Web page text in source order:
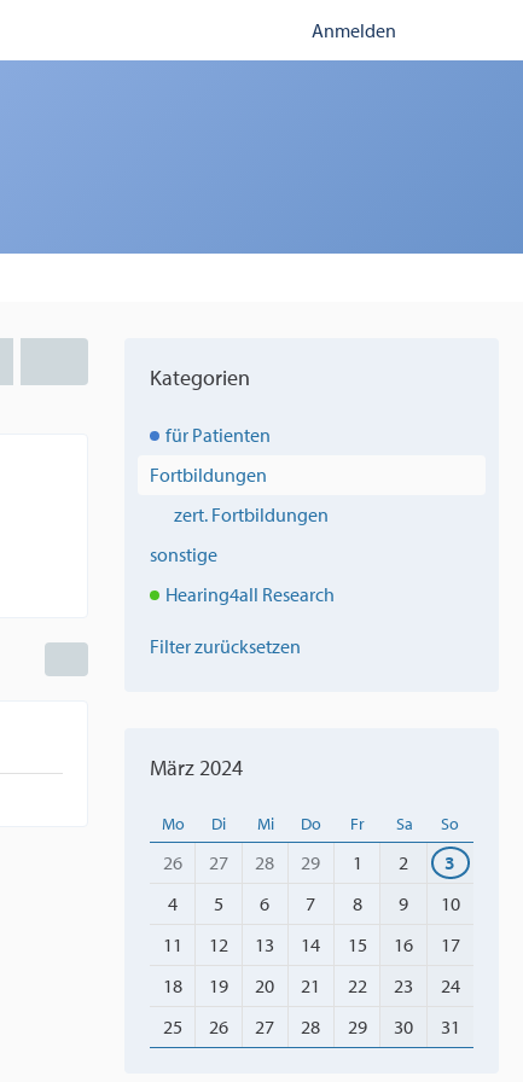
Anmelden
Kategorien
für Patienten
Fortbildungen
zert. Fortbildungen
sonstige
Hearing4all Research
Filter zurücksetzen
März 2024
Mo Di Mi Do Fr Sa So
26 27 28 29 1 2
3
4
5 6 7 8 9
10
11
12 13 14 15 16
17
18
19 20 21 22 23
24
25
26 27 28 29 30 31